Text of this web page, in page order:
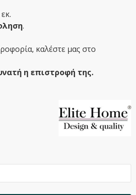
.
καλέστε μας στο
η επιστροφή της.